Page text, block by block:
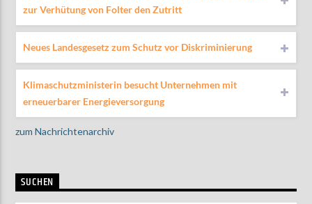
zur Verhütung von Folter den Zutritt
Neues Landesgesetz zum Schutz vor Diskriminierung
Klimaschutzministerin besucht Unternehmen mit
erneuerbarer Energieversorgung
zum Nachrichtenarchiv
SUCHEN